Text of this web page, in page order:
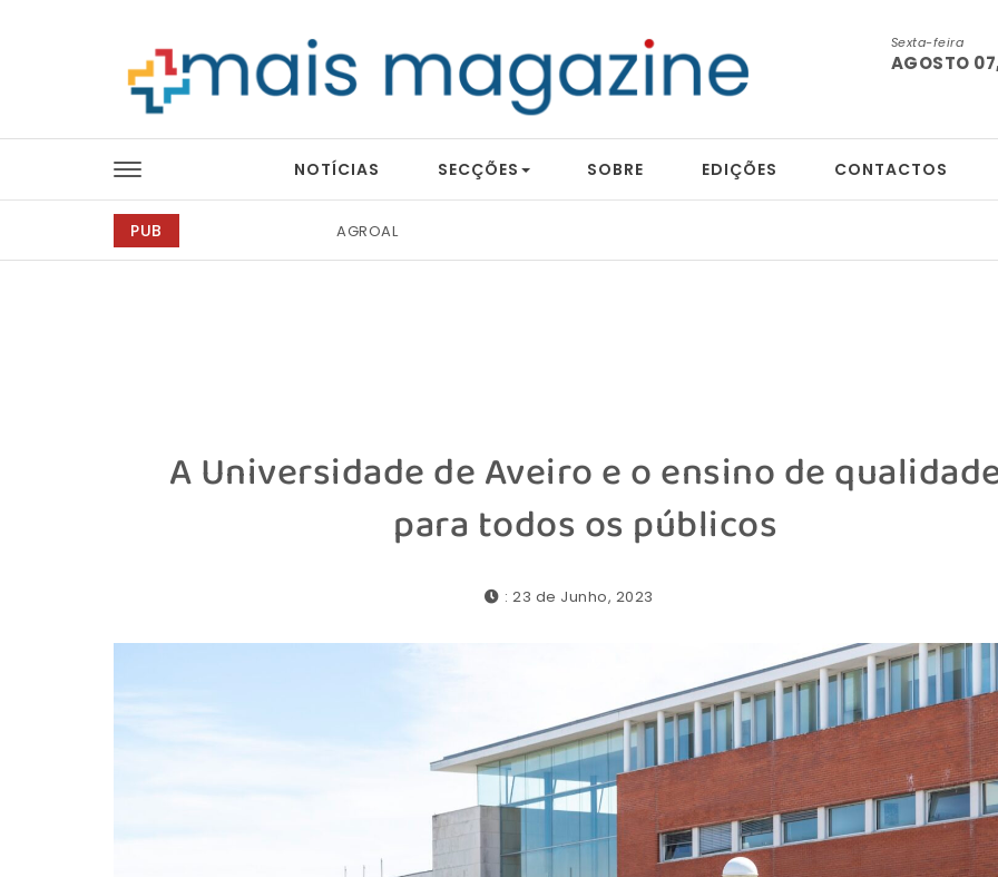
Sexta-feira
AGOSTO
NOTÍCIAS SECÇÕES SOBRE EDIÇÕES CONTACTOS
PUB Tintas 2000
A Universidade de Aveiro e o ensino de
para todos os públicos
: 23 de Junho, 2023